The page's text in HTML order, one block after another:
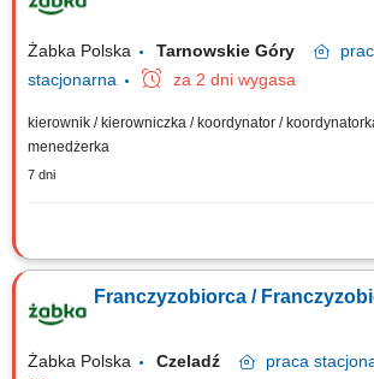
Dostosowywanie asortymentu sklepu do potrzeb
Żabka Polska Tarnowskie Góry
stacjonarna
za 2 dni wygasa
kierownik / kierowniczka / koordynator /
menedżerka
7 dni
Główne zadania: Prowadzenie własnej działalności
obsługi. Monitorowanie stanów magazynowych i
Dostosowywanie asortymentu sklepu do potrzeb
Franczyzobiorca /
Żabka Polska Czeladź praca